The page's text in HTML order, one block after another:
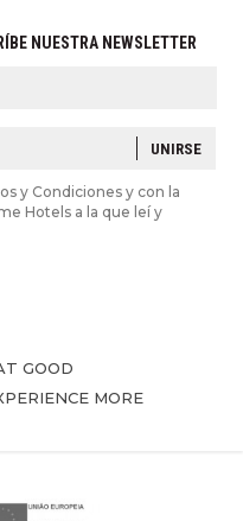
NUESTRA NEWSLETTER
UNIRSE
y Condiciones y con la
Hotels a la que leí y
GOOD
MORE